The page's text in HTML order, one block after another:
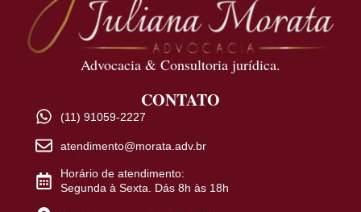
Advocacia & Consultoria jurídica.
CONTATO
(11) 91059-2227
atendimento@morata.adv.br
Horário de atendimento:
Segunda à Sexta. Dás 8h às 18h